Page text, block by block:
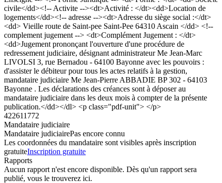
civile</dd><!-- Activite --><dt>Activité : </dt><dd>Location de
logements</dd><!-- adresse --><dt>Adresse du siège social :</dt>
<dd> Vieille route de Saint-pee Saint-Pee 64310 Ascain </dd> <!--
complement jugement --> <dt>Complément Jugement : </dt>
<dd>Jugement prononçant l'ouverture d'une procédure de
redressement judiciaire, désignant administrateur Me Jean-Marc
LIVOLSI 3, rue Bernadou - 64100 Bayonne avec les pouvoirs :
d'assister le débiteur pour tous les actes relatifs à la gestion,
mandataire judiciaire Me Jean-Pierre ABBADIE BP 302 - 64103
Bayonne . Les déclarations des créances sont à déposer au
mandataire judiciaire dans les deux mois à compter de la présente
publication.</dd></dl> <p class="pdf-unit"> </p>
422611772
Mandataire judiciaire
Mandataire judiciairePas encore connu
Les coordonnées du mandataire sont visibles après inscription
gratuiteInscription gratuite
Rapports
Aucun rapport n'est encore disponible. Dès qu'un rapport sera
publié, vous le trouverez ici.